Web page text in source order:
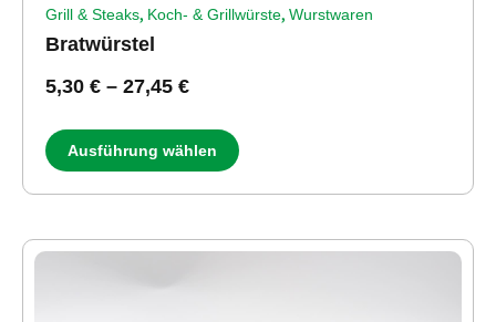
Grill & Steaks, Koch- & Grillwürste, Wurstwaren
Bratwürstel
5,30 € – 27,45 €
Ausführung wählen